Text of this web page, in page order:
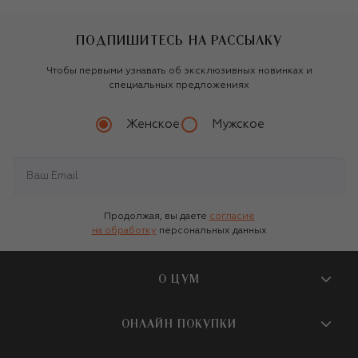
ПОДПИШИТЕСЬ НА РАССЫЛКУ
Чтобы первыми узнавать об эксклюзивных новинках и
специальных предложениях
Женское Мужское
Продолжая, вы даете согласие
на обработку персональных данных
О ЦУМ
О магазине
ОНЛАЙН ПОКУПКИ